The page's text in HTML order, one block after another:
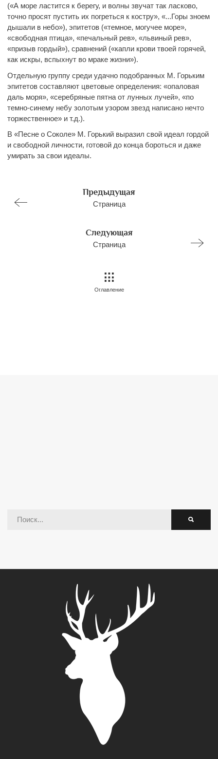
(«А море ластится к берегу, и волны звучат так ласково,
точно просят пустить их погреться к костру», «...Горы зноем
дышали в небо»), эпитетов («темное, могучее море»,
«свободная птица», «печальный рев», «львиный рев»,
«призыв гордый»), сравнений («капли крови твоей горячей,
как искры, вспыхнут во мраке жизни»).
Отдельную группу среди удачно подобранных М. Горьким
эпитетов составляют цветовые определения: «опаловая
даль моря», «серебряные пятна от лунных лучей», «по
темно-синему небу золотым узором звезд написано нечто
торжественное» и т.д.).
В «Песне о Соколе» М. Горький выразил свой идеал гордой
и свободной личности, готовой до конца бороться и даже
умирать за свои идеалы.
Предыдущая
Страница
Следующая
Страница
Оглавление